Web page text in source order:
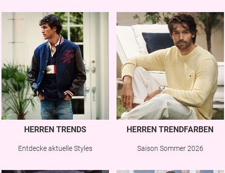
HERREN TRENDS
Entdecke aktuelle Styles
HERREN TRENDFARBEN
Saison Sommer 2026